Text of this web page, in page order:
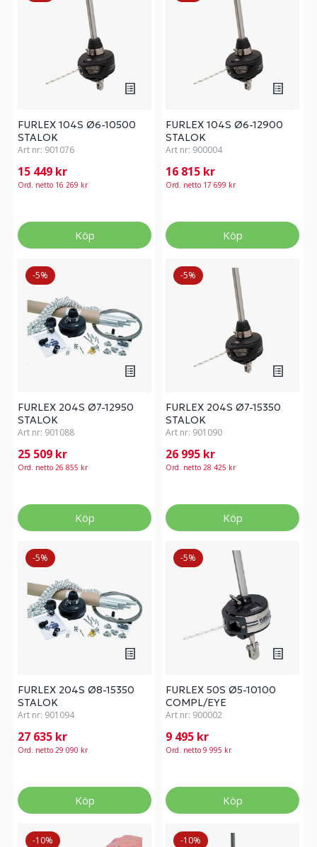
FURLEX 104S Ø6-10500
STALOK
Art nr: 901076
15 449 kr
Ord. netto 16 269 kr
Köp
FURLEX 104S Ø6-12900
STALOK
Art nr: 900004
16 815 kr
Ord. netto 17 699 kr
Köp
-5%
FURLEX 204S Ø7-12950
STALOK
Art nr: 901088
25 509 kr
Ord. netto 26 855 kr
Köp
-5%
FURLEX 204S Ø7-15350
STALOK
Art nr: 901090
26 995 kr
Ord. netto 28 425 kr
Köp
-5%
FURLEX 204S Ø8-15350
STALOK
Art nr: 901094
27 635 kr
Ord. netto 29 090 kr
Köp
-5%
FURLEX 50S Ø5-10100
COMPL/EYE
Art nr: 900002
9 495 kr
Ord. netto 9 995 kr
Köp
-10% -10%